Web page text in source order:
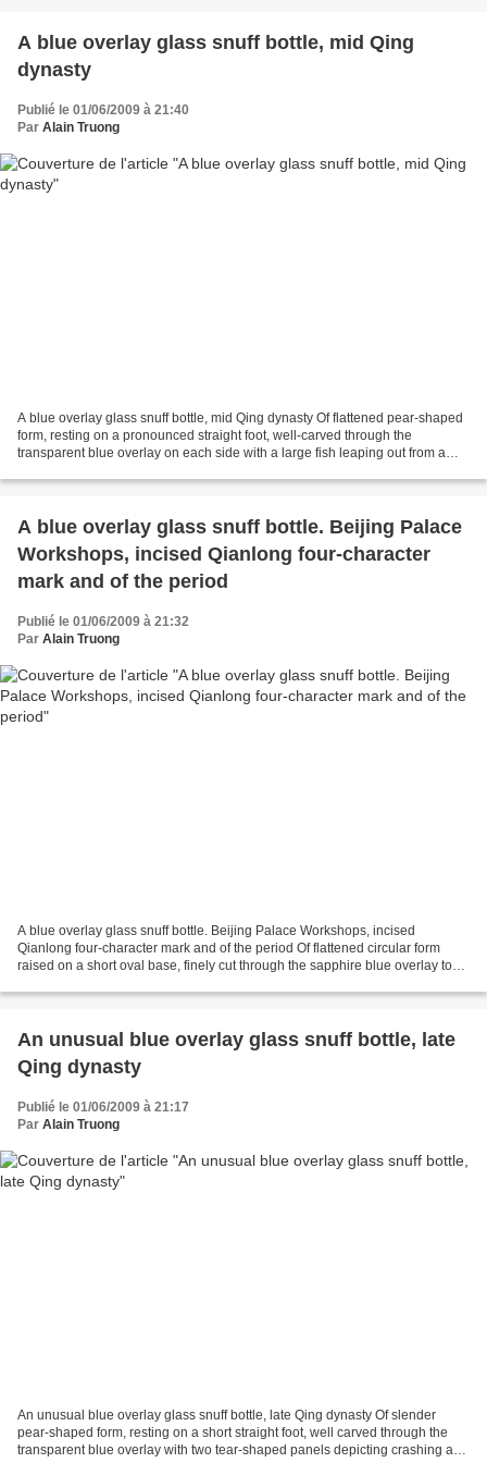
A blue overlay glass snuff bottle, mid Qing
dynasty
Publié le 01/06/2009 à 21:40
Par Alain Truong
A blue overlay glass snuff bottle, mid Qing dynasty Of flattened pear-shaped
form, resting on a pronounced straight foot, well-carved through the
transparent blue overlay on each side with a large fish leaping out from a
A blue overlay glass snuff bottle. Beijing Palace
Workshops, incised Qianlong four-character
mark and of the period
Publié le 01/06/2009 à 21:32
Par Alain Truong
A blue overlay glass snuff bottle. Beijing Palace Workshops, incised
Qianlong four-character mark and of the period Of flattened circular form
raised on a short oval base, finely cut through the sapphire blue overlay to
An unusual blue overlay glass snuff bottle, late
Qing dynasty
Publié le 01/06/2009 à 21:17
Par Alain Truong
An unusual blue overlay glass snuff bottle, late Qing dynasty Of slender
pear-shaped form, resting on a short straight foot, well carved through the
transparent blue overlay with two tear-shaped panels depicting crashing and